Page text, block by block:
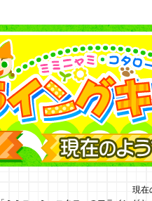
現在のようす
現在